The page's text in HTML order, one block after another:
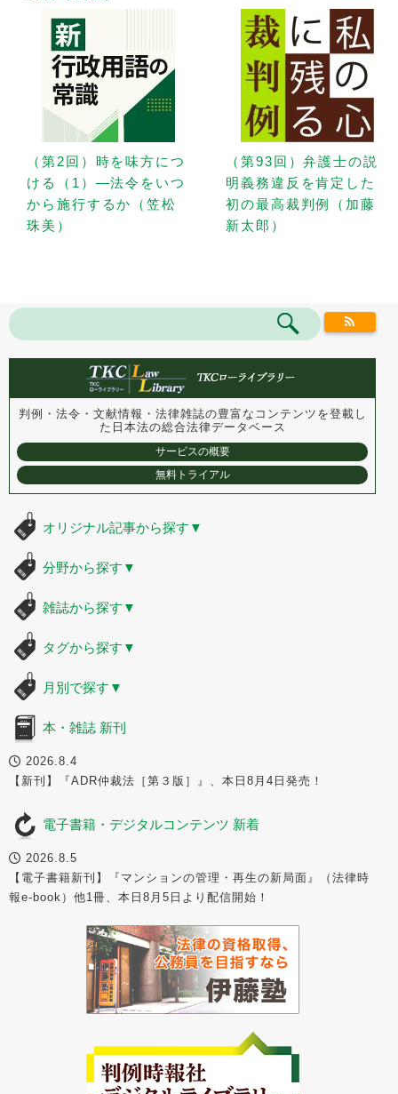
（第2回）時を味方につ
ける（1）—法令をいつ
から施行するか（笠松
珠美）
（第93回）弁護士の説
明義務違反を肯定した
初の最高裁判例（加藤
新太郎）
判例・法令・文献情報・法律雑誌の豊富なコンテンツを登載し
た 日本法の総合法律データベース
サービスの概要
無料トライアル
オリジナル記事から探す ▼
分野から探す ▼
雑誌から探す ▼
タグから探す ▼
月別で探す ▼
本・雑誌 新刊
2026.8.4
【新刊】『ADR仲裁法［第３版］』、本日8月4日発売！
電子書籍・デジタルコンテンツ 新着
2026.8.5
【電子書籍新刊】『マンションの管理・再生の新局面』（法律時
報e-book）他1冊、本日8月5日より配信開始！